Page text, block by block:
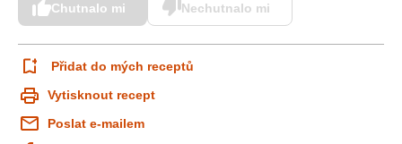
Chutnalo mi Nechutnalo mi
Přidat do mých receptů
Vytisknout recept
Poslat e-mailem